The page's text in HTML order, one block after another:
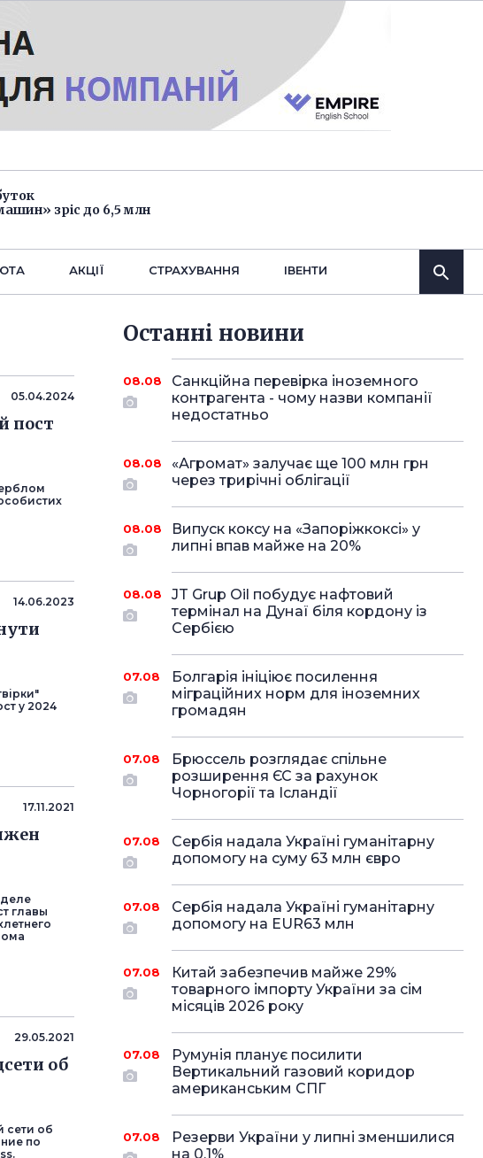
зріс до 6,5 млн
АКЦІЇ СТРАХУВАННЯ IВЕНТИ
05.04.2024
пост
14.06.2023
у 2024
17.11.2021
главы
29.05.2021
об
сети об
по
Останнi новини
08.08
Санкційна перевірка іноземного
контрагента - чому назви компанії
недостатньо
08.08
«Агромат» залучає ще 100 млн грн
через трирічні облігації
08.08
Випуск коксу на «Запоріжкоксі» у
липні впав майже на 20%
08.08
JT Grup Oil побудує нафтовий
термінал на Дунаї біля кордону із
Сербією
07.08
Болгарія ініціює посилення
міграційних норм для іноземних
громадян
07.08
Брюссель розглядає спільне
розширення ЄС за рахунок
Чорногорії та Ісландії
07.08
Сербія надала Україні гуманітарну
допомогу на суму 63 млн євро
07.08
Сербія надала Україні гуманітарну
допомогу на EUR63 млн
07.08
Китай забезпечив майже 29%
товарного імпорту України за сім
місяців 2026 року
07.08
Румунія планує посилити
Вертикальний газовий коридор
американським СПГ
07.08
Резерви України у липні зменшилися
на 0,1%